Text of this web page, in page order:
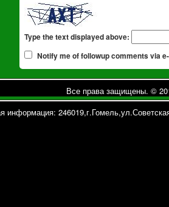
Type the text displayed above:
Notify me of followup comments via
Все права защищены. ©
информация: